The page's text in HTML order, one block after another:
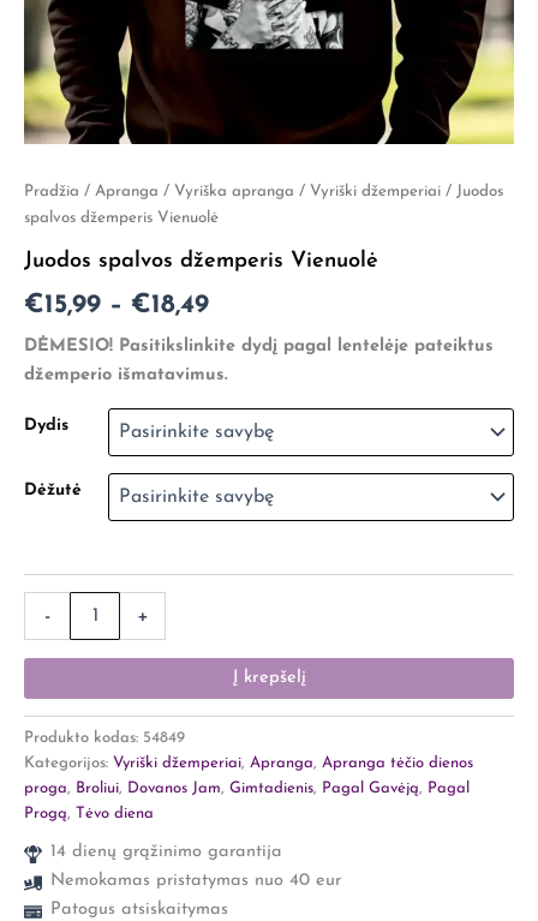
Pradžia / Apranga / Vyriška apranga / Vyriški džemperiai / Juodos
spalvos džemperis Vienuolė
Juodos spalvos džemperis Vienuolė
€15,99 – €18,49
Price
€18,49
DĖMESIO! Pasitikslinkite dydį pagal lentelėje pateiktus
džemperio išmatavimus.
Dydis
Dėžutė
-
produkto
kiekis:
spalvos
Vienuolė
+
Į krepšelį
Produkto kodas: 54849
Kategorijos: Vyriški džemperiai, Apranga, Apranga tėčio dienos
proga, Broliui, Dovanos Jam, Gimtadienis, Pagal Gavėją, Pagal
Progą, Tėvo diena
14 dienų grąžinimo garantija
Nemokamas pristatymas nuo 40 eur
Patogus atsiskaitymas